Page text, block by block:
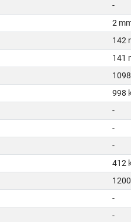
-
2
142
141
998
-
-
-
412
-
-